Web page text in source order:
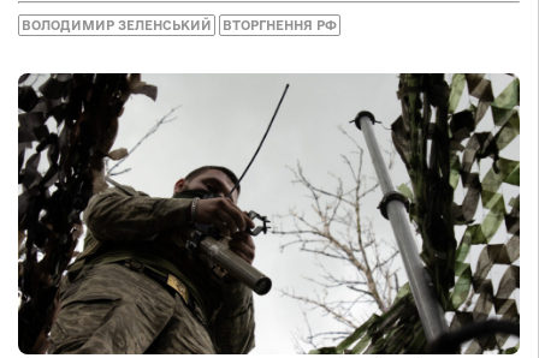
ВОЛОДИМИР ЗЕЛЕНСЬКИЙ ВТОРГНЕННЯ РФ